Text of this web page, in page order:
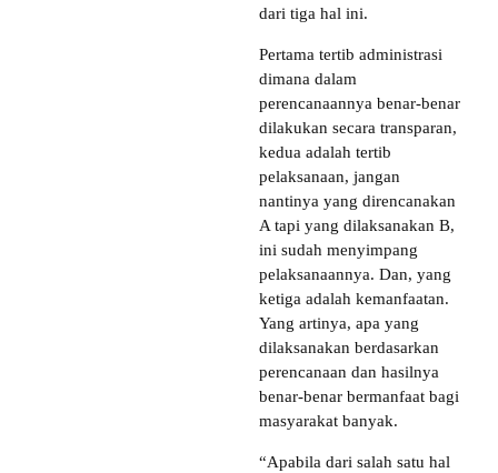
dari tiga hal ini.
Pertama tertib administrasi
dimana dalam
perencanaannya benar-benar
dilakukan secara transparan,
kedua adalah tertib
pelaksanaan, jangan
nantinya yang direncanakan
A tapi yang dilaksanakan B,
ini sudah menyimpang
pelaksanaannya. Dan, yang
ketiga adalah kemanfaatan.
Yang artinya, apa yang
dilaksanakan berdasarkan
perencanaan dan hasilnya
benar-benar bermanfaat bagi
masyarakat banyak.
“Apabila dari salah satu hal